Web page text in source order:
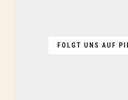
FOLGT UNS AUF